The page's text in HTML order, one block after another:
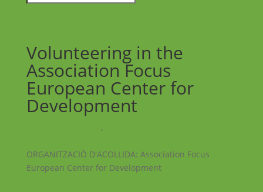
Volunteering in the
Association Focus
European Center for
Development
,
ORGANITZACIÓ D'ACOLLIDA: Association Focus
European Center for Development